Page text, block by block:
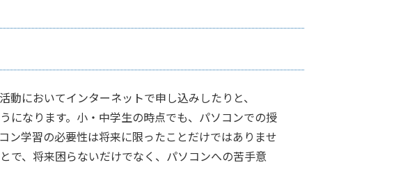
においてインターネットで申し込みしたりと、
になります。小・中学生の時点でも、パソコンでの授
ン学習の必要性は将来に限ったことだけではありませ
で、将来困らないだけでなく、パソコンへの苦手意